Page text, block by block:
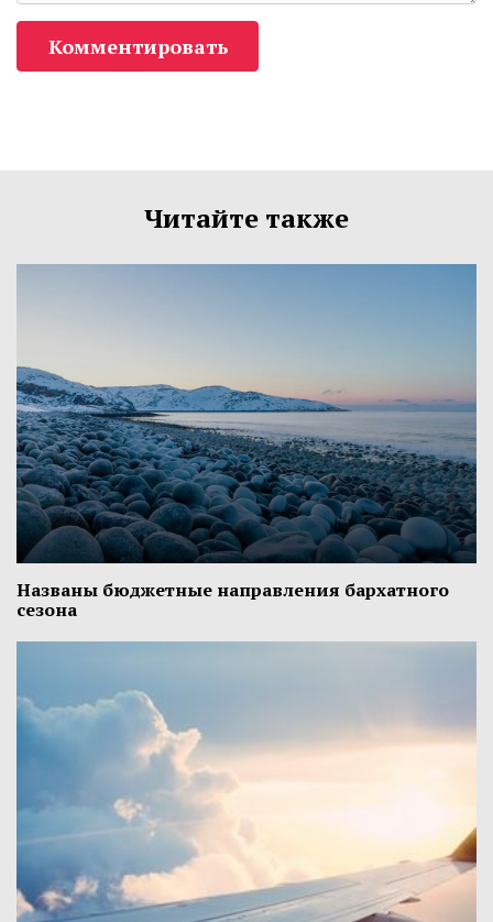
Комментировать
Читайте также
Названы бюджетные направления бархатного
сезона